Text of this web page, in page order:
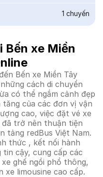
1 chuyến
Bến xe Miền
Bến xe Miền Tây
cách di chuyển
có thể ngắm cảnh đẹp
tăng của các đơn vị vận
cao, việc đặt vé xe
trở nên thuận tiện
tảng redBus Việt Nam.
thức , kết nối hành
tin cậy, cung cấp các
ghế ngồi phổ thông,
xe limousine cao cấp.